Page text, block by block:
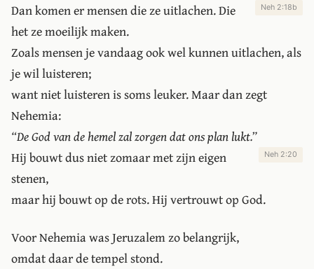
Neh 2:18b
Dan komen er mensen die ze uitlachen. Die
het ze moeilijk maken.
Zoals mensen je vandaag ook wel kunnen uitlachen, als
je wil luisteren;
want niet luisteren is soms leuker. Maar dan zegt
Nehemia:
“De God van de hemel zal zorgen dat ons plan lukt.”
Neh 2:20
Hij bouwt dus niet zomaar met zijn eigen
stenen,
maar hij bouwt op de rots. Hij vertrouwt op God.
Voor Nehemia was Jeruzalem zo belangrijk,
omdat daar de tempel stond.